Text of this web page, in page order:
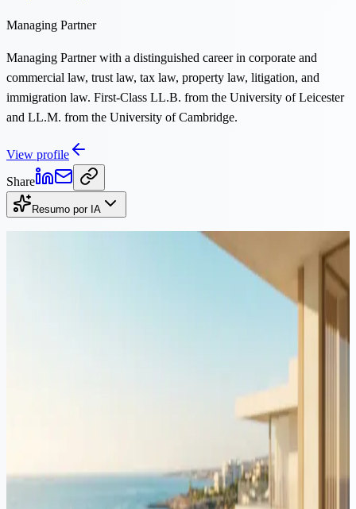
Managing Partner
Managing Partner with a distinguished career in corporate and
commercial law, trust law, tax law, property law, litigation, and
immigration law. First-Class LL.B. from the University of Leicester
and LL.M. from the University of Cambridge.
View profile
Share
Resumo por IA
segundos. Mas, de acordo com a lei de Chipre, um testamento deve
cumprir formalidades rigorosas, considerar as regras de herança
forçada e lidar com ativos transfronteiriços. Aqui está o motivo pelo
Testamentos & Sucessões·4 min de leitura